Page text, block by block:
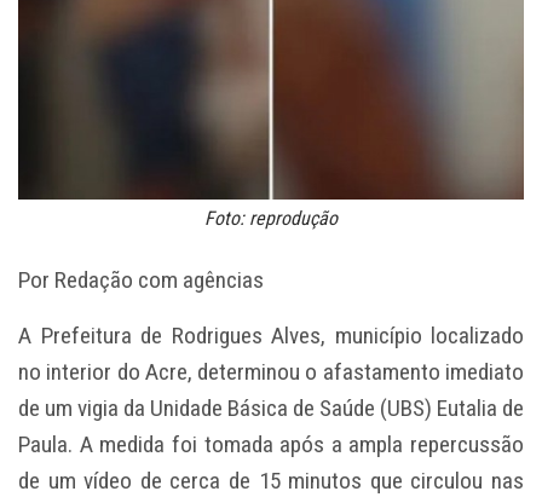
Foto: reprodução
Por Redação com agências
A Prefeitura de Rodrigues Alves, município localizado
no interior do Acre, determinou o afastamento imediato
de um vigia da Unidade Básica de Saúde (UBS) Eutalia de
Paula. A medida foi tomada após a ampla repercussão
de um vídeo de cerca de 15 minutos que circulou nas